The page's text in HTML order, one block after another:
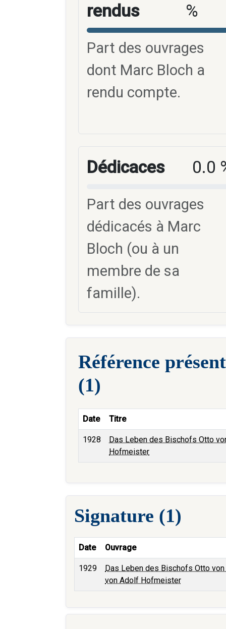
rendus
%
Part des ouvrages
dont Marc Bloch a
rendu compte.
Dédicaces 0.0
Part des ouvrages
dédicacés à Marc
Bloch (ou à un
membre de sa
famille).
Référence
(1)
Date Titre
1928
Das Leben des Bischofs Otto
Hofmeister
Signature (1)
Date Ouvrage
1929
Das Leben des Bischofs Otto
von Adolf Hofmeister